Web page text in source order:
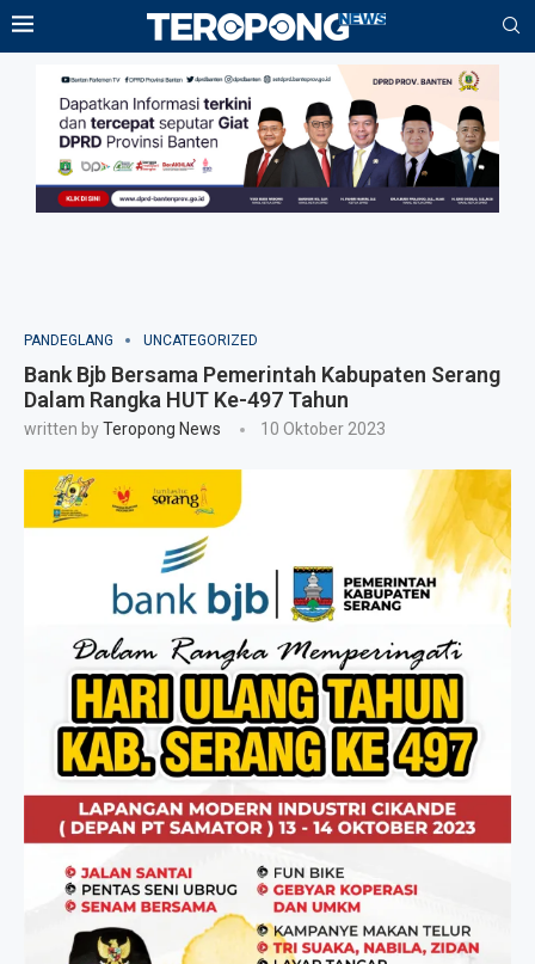
PANDEGLANG UNCATEGORIZED
Bank Bjb Bersama Pemerintah Kabupaten Serang
Dalam Rangka HUT Ke-497 Tahun
written byTeropong News 10 Oktober 2023